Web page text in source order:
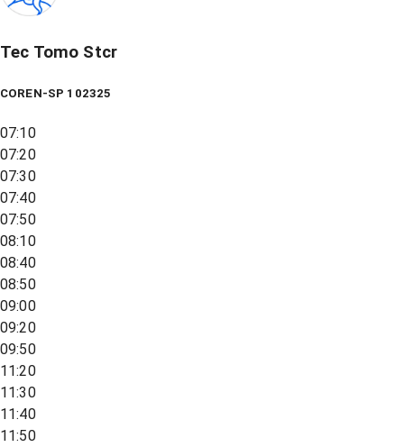
Tec Tomo Stcr
COREN-SP 102325
07:10
07:20
07:30
07:40
07:50
08:10
08:40
08:50
09:00
09:20
09:50
11:20
11:30
11:40
11:50